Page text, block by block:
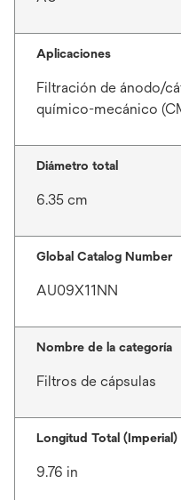
Aplicaciones
Filtración de ánodo/
químico-mecánico
Diámetro total
6.35 cm
Global Catalog Number
AU09X11NN
Nombre de la categoría
Filtros de cápsulas
Longitud Total (Imperial)
9.76 in